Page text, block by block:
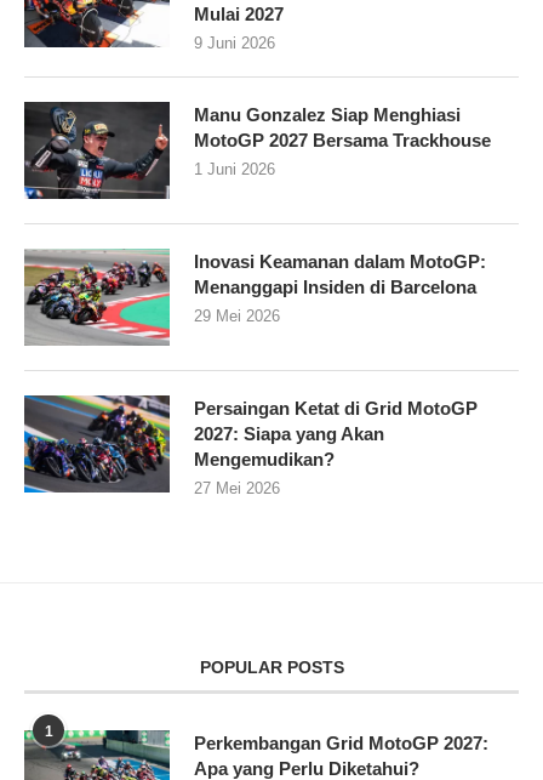
Mulai 2027
9 Juni 2026
Manu Gonzalez Siap Menghiasi
MotoGP 2027 Bersama Trackhouse
1 Juni 2026
Inovasi Keamanan dalam MotoGP:
Menanggapi Insiden di Barcelona
29 Mei 2026
Persaingan Ketat di Grid MotoGP
2027: Siapa yang Akan
Mengemudikan?
27 Mei 2026
POPULAR POSTS
1
Perkembangan Grid MotoGP 2027:
Apa yang Perlu Diketahui?